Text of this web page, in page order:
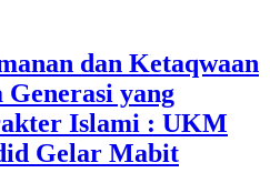
dan Ketaqwaan
yang
Islami : UKM
Gelar Mabit